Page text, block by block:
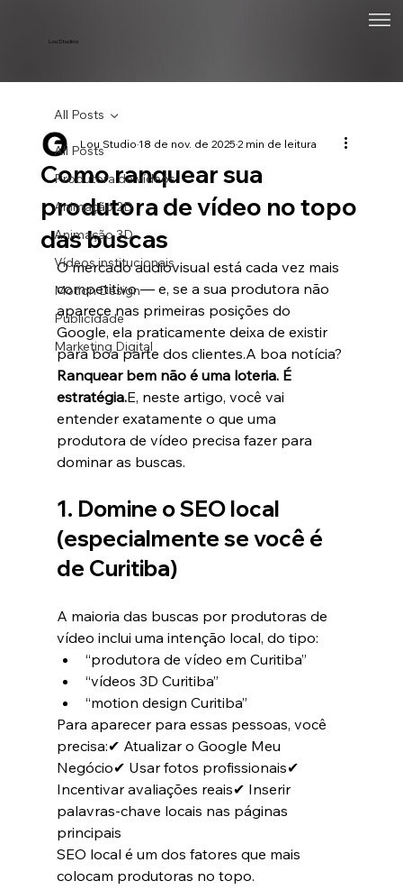
Lou Studios
All Posts
Produtora de vídeos
Animação 2D
Animação 3D
Vídeos institucionais
Motion Design
Publicidade
Marketing Digital
All Posts
Como ranquear sua
produtora de vídeo no topo
das buscas
Lou Studio18 de nov. de 20252 min de leitura
O mercado audiovisual está cada vez mais
competitivo — e, se a sua produtora não
aparece nas primeiras posições do
Google, ela praticamente deixa de existir
para boa parte dos clientes.A boa notícia?
Ranquear bem não é uma loteria. É
estratégia.E, neste artigo, você vai
entender exatamente o que uma
produtora de vídeo precisa fazer para
dominar as buscas.
1. Domine o SEO local
(especialmente se você é
de Curitiba)
A maioria das buscas por produtoras de
vídeo inclui uma intenção local, do tipo:
“produtora de vídeo em Curitiba”
“vídeos 3D Curitiba”
“motion design Curitiba”
Para aparecer para essas pessoas, você
precisa:✔ Atualizar o Google Meu
Negócio✔ Usar fotos profissionais✔
Incentivar avaliações reais✔ Inserir
palavras-chave locais nas páginas
principais
SEO local é um dos fatores que mais
colocam produtoras no topo.